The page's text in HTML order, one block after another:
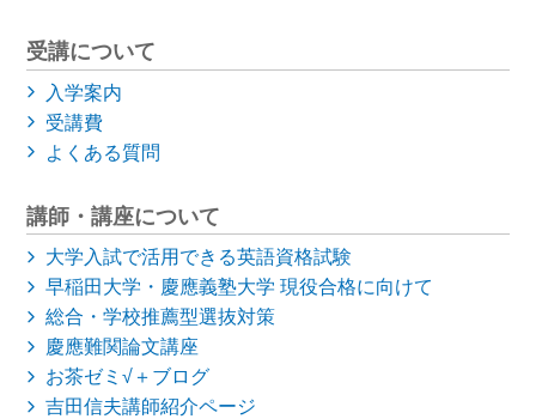
受講について
入学案内
受講費
よくある質問
講師・講座について
大学入試で活用できる英語資格試験
早稲田大学・慶應義塾大学現役合格に向けて
総合・学校推薦型選抜対策
慶應難関論文講座
お茶ゼミ√＋ブログ
吉田信夫講師紹介ページ